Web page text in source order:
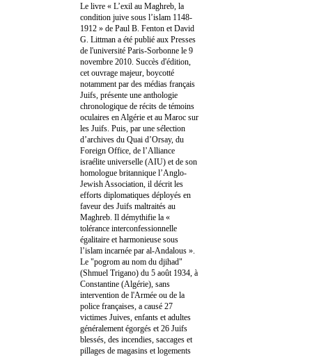
Le livre « L’exil au Maghreb, la
condition juive sous l’islam 1148-
1912 » de Paul B. Fenton et David
G. Littman a été publié aux Presses
de l'université Paris-Sorbonne le 9
novembre 2010. Succès d'édition,
cet ouvrage majeur, boycotté
notamment par des médias français
Juifs, présente une anthologie
chronologique de récits de témoins
oculaires en Algérie et au Maroc sur
les Juifs. Puis, par une sélection
d’archives du Quai d’Orsay, du
Foreign Office, de l’Alliance
israélite universelle (AIU) et de son
homologue britannique l’Anglo-
Jewish Association, il décrit les
efforts diplomatiques déployés en
faveur des Juifs maltraités au
Maghreb. Il démythifie la «
tolérance interconfessionnelle
égalitaire et harmonieuse sous
l’islam incarnée par al-Andalous ».
Le "pogrom au nom du djihad"
(Shmuel Trigano) du 5 août 1934, à
Constantine (Algérie), sans
intervention de l'Armée ou de la
police françaises, a causé 27
victimes Juives, enfants et adultes
généralement égorgés et 26 Juifs
blessés, des incendies, saccages et
pillages de magasins et logements